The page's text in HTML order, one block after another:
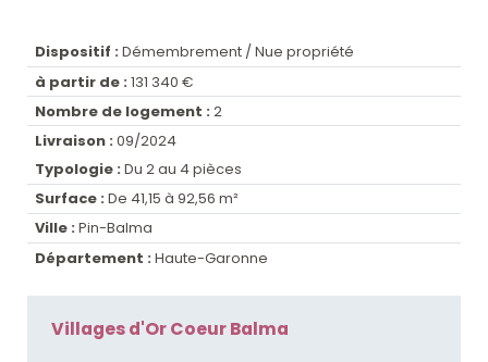
Dispositif : Démembrement / Nue propriété
à partir de : 131 340 €
Nombre de logement : 2
Livraison : 09/2024
Typologie : Du 2 au 4 pièces
Surface : De 41,15 à 92,56 m²
Ville : Pin-Balma
Département : Haute-Garonne
Villages d'Or Coeur Balma